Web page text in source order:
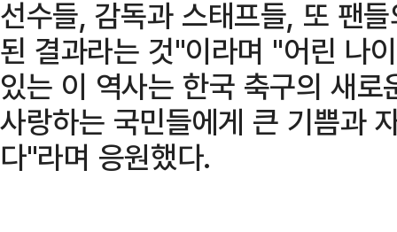
선수들, 감독과 스태프들, 또 팬
된 결과라는 것"이라며 "어린 나
있는 이 역사는 한국 축구의 새
사랑하는 국민들에게 큰 기쁨과
다"라며 응원했다.